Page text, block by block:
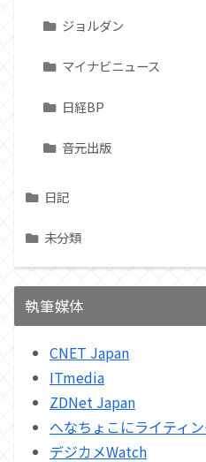
ジョルダン
マイナビニュース
日経BP
音元出版
日記
未分類
執筆媒体
CNET Japan
ITmedia
ZDNet Japan
へなちょこにライティ
デジカメWatch